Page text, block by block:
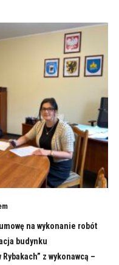
na wykonanie robót
budynku
z wykonawcą –